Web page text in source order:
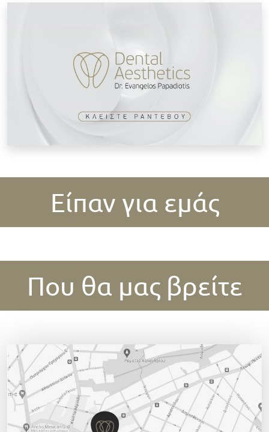
Είπαν για εμάς
Που θα μας βρείτε